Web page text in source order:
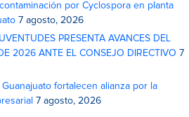
por Cyclospora en planta
7 agosto, 2026
PRESENTA AVANCES DEL
2026 ANTE EL CONSEJO DIRECTIVO 7
fortalecen alianza por la
7 agosto, 2026